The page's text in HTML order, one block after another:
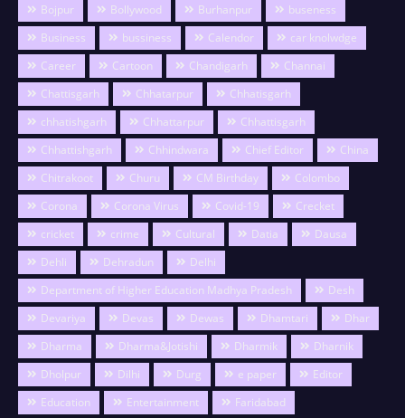
Bojpur
Bollywood Burhanpur
buseness
Business
bussiness Calendor
car knolwdge
Career
Cartoon Chandigarh
Channai
Chattisgarh
Chhatarpur
Chhatisgarh
chhatishgarh
Chhattarpur
Chhattisgarh
Chhattishgarh
Chhindwara Chief Editor
China
Chitrakoot
Churu CM Birthday
Colombo
Corona
Corona Virus Covid-19
Crecket
cricket
crime Cultural Datia
Dausa
Dehli
Dehradun
Delhi
Department of Higher Education Madhya Pradesh
Desh
Devariya
Devas Dewas Dhamtari
Dhar
Dharma
Dharma&Jotishi Dharmik
Dharnik
Dholpur
Dilhi Durg e paper
Editor
Education
Entertainment
Faridabad